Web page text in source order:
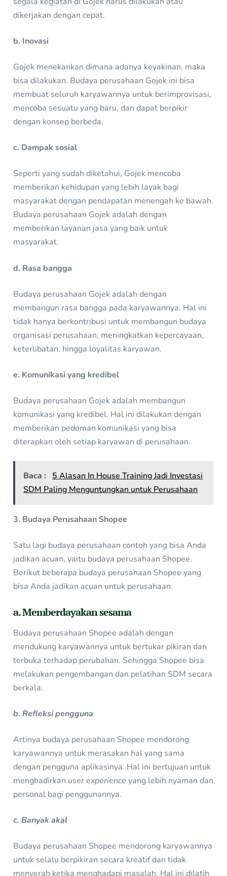
dikerjakan dengan cepat.
b. Inovasi
Gojek menekankan dimana adanya keyakinan, maka
bisa dilakukan. Budaya perusahaan Gojek ini bisa
membuat seluruh karyawannya untuk berimprovisasi,
mencoba sesuatu yang baru, dan dapat berpikir
dengan konsep berbeda.
c. Dampak sosial
Seperti yang sudah diketahui, Gojek mencoba
memberikan kehidupan yang lebih layak bagi
masyarakat dengan pendapatan menengah ke bawah.
Budaya perusahaan Gojek adalah dengan
memberikan layanan jasa yang baik untuk
masyarakat.
d. Rasa bangga
Budaya perusahaan Gojek adalah dengan
membangun rasa bangga pada karyawannya. Hal ini
tidak hanya berkontribusi untuk membangun budaya
organisasi perusahaan, meningkatkan kepercayaan,
keterlibatan, hingga loyalitas karyawan.
e. Komunikasi yang kredibel
Budaya perusahaan Gojek adalah membangun
komunikasi yang kredibel. Hal ini dilakukan dengan
memberikan pedoman komunikasi yang bisa
diterapkan oleh setiap karyawan di perusahaan.
Baca :
5 Alasan In House Training Jadi Investasi
SDM Paling Menguntungkan untuk Perusahaan
3. Budaya Perusahaan Shopee
Satu lagi budaya perusahaan contoh yang bisa Anda
jadikan acuan, yaitu budaya perusahaan Shopee.
Berikut beberapa budaya perusahaan Shopee yang
bisa Anda jadikan acuan untuk perusahaan.
a. Memberdayakan sesama
Budaya perusahaan Shopee adalah dengan
mendukung karyawannya untuk bertukar pikiran dan
terbuka terhadap perubahan. Sehingga Shopee bisa
melakukan pengembangan dan pelatihan SDM secara
berkala.
b. Refleksi pengguna
Artinya budaya perusahaan Shopee mendorong
karyawannya untuk merasakan hal yang sama
dengan pengguna aplikasinya. Hal ini bertujuan untuk
menghadirkan user experience yang lebih nyaman dan
personal bagi penggunannya.
c. Banyak akal
Budaya perusahaan Shopee mendorong karyawannya
untuk selalu berpikiran secara kreatif dan tidak
menyerah ketika menghadapi masalah. Hal ini dilatih